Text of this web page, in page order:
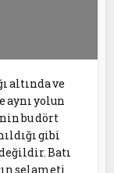
altında ve
aynı yolun
bu dört
gibi
Batı
selameti